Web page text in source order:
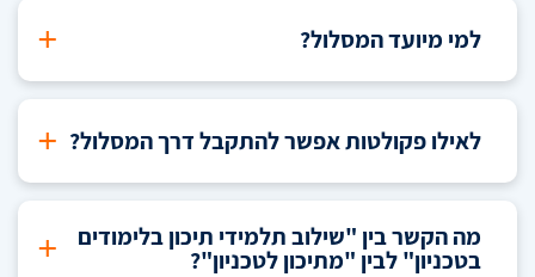
למי מיועד המסלול? +
לאילו פקולטות אפשר להתקבל דרך המסלול? +
מה הקשר בין "שילוב תלמידי תיכון בלימודים
בטכניון" לבין "מתיכון לטכניון"? +